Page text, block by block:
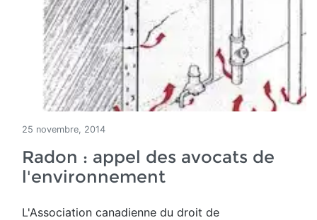
25 novembre, 2014
Radon : appel des avocats de
l'environnement
L'Association canadienne du droit de